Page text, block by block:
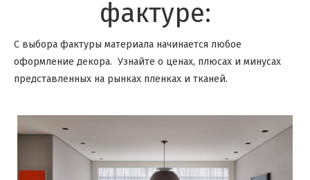
фактуре:
С выбора фактуры материала начинается любое
оформление декора. Узнайте о ценах, плюсах и минусах
представленных на рынках пленках и тканей.